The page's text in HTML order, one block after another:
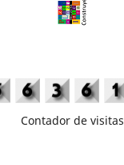
Contador de visitas